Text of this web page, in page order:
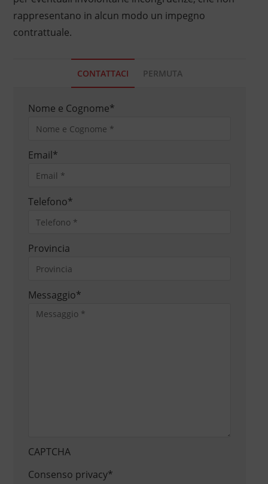
rappresentano in alcun modo un impegno
contrattuale.
CONTATTACI PERMUTA
Nome e Cognome*
Email*
Telefono*
Provincia
Messaggio*
CAPTCHA
Consenso privacy*